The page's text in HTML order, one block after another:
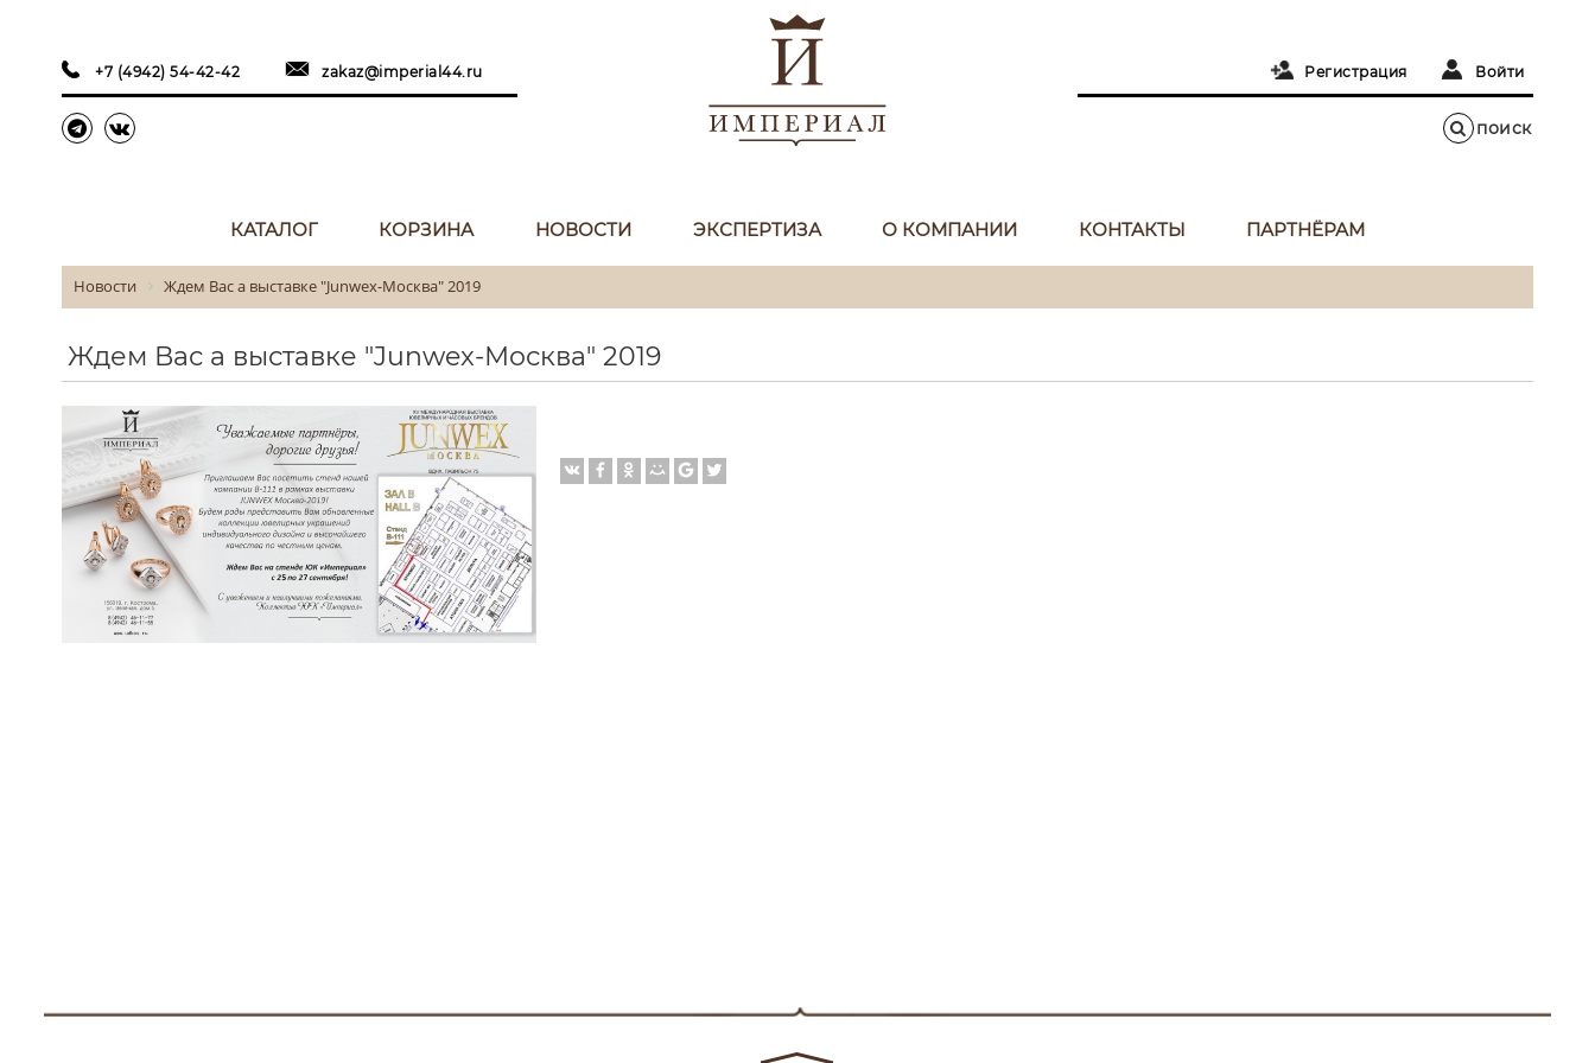
+7 (4942) 54-42-42 zakaz@imperial44.ru Регистрация Войти
КАТАЛОГ КОРЗИНА НОВОСТИ ЭКСПЕРТИЗА О КОМПАНИИ КОНТАКТЫ ПАРТНЁРАМ
Новости Ждем Вас а выставке "Junwex-Москва" 2019
Ждем Вас а выставке "Junwex-Москва" 2019